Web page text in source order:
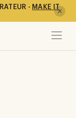
- MAKE IT